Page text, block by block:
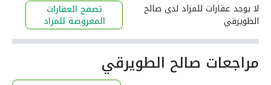
لا يوجد عقارات للمزاد لدى صالح
الطويرقي
تصفح العقارات
المعروضة للمزاد
مراجعات صالح الطويرقي